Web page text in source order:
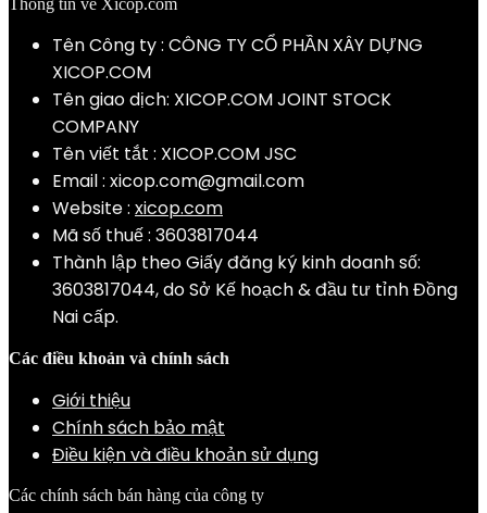
11234
quantity
Thông tin về Xicop.com
Tên Công ty : CÔNG TY CỔ PHẦN XÂY DỰNG
XICOP.COM
Tên giao dịch: XICOP.COM JOINT STOCK
COMPANY
Tên viết tắt : XICOP.COM JSC
Email : xicop.com@gmail.com
Website : xicop.com
Mã số thuế : 3603817044
Thành lập theo Giấy đăng ký kinh doanh số:
3603817044, do Sở Kế hoạch & đầu tư tỉnh Đồng
Nai cấp.
Các điều khoản và chính sách
Giới thiệu
Chính sách bảo mật
Điều kiện và điều khoản sử dụng
Các chính sách bán hàng của công ty